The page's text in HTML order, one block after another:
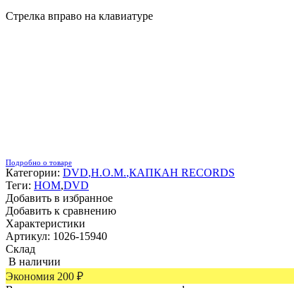
Стрелка вправо на клавиатуре
Подробно о товаре
Категории: DVD,Н.О.М.,КАПКАН RECORDS
Теги: НОМ,DVD
Добавить в избранное
Добавить к сравнению
Характеристики
Артикул: 1026-15940
Склад
В наличии
Экономия 200 ₽